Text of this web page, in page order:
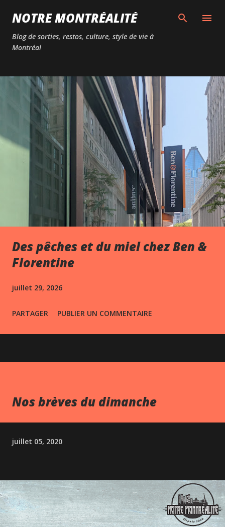
Passer au contenu principal
NOTRE MONTRÉALITÉ
Blog de sorties, restos, culture, style de vie à
Montréal
Des pêches et du miel chez Ben &
Florentine
juillet 29, 2026
PARTAGER PUBLIER UN COMMENTAIRE
Nos brèves du dimanche
juillet 05, 2020